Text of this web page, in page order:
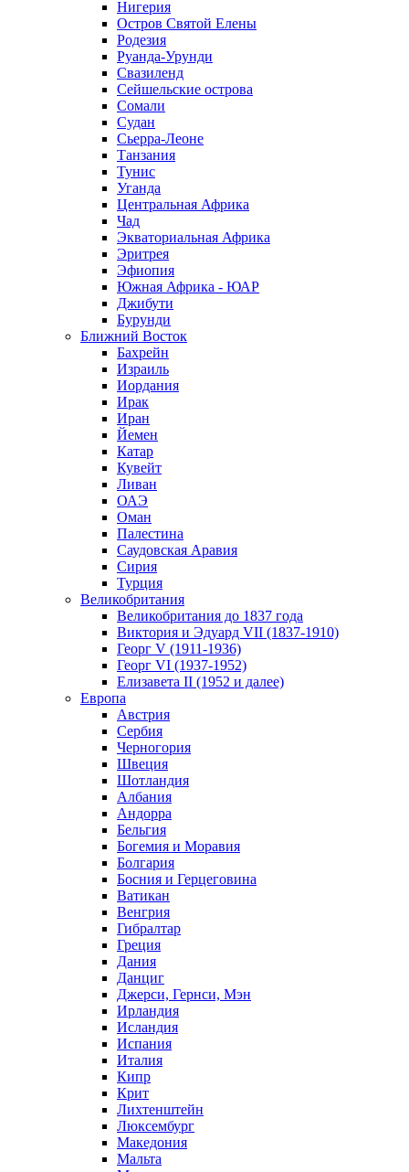
Нигерия
Остров Святой Елены
Родезия
Руанда-Урунди
Свазиленд
Сейшельские острова
Сомали
Судан
Сьерра-Леоне
Танзания
Тунис
Уганда
Центральная Африка
Чад
Экваториальная Африка
Эритрея
Эфиопия
Южная Африка - ЮАР
Джибути
Бурунди
Ближний Восток
Бахрейн
Израиль
Иордания
Ирак
Иран
Йемен
Катар
Кувейт
Ливан
ОАЭ
Оман
Палестина
Саудовская Аравия
Сирия
Турция
Великобритания
Великобритания до 1837 года
Виктория и Эдуард VII (1837-1910)
Георг V (1911-1936)
Георг VI (1937-1952)
Елизавета II (1952 и далее)
Европа
Австрия
Сербия
Черногория
Швеция
Шотландия
Албания
Андорра
Бельгия
Богемия и Моравия
Болгария
Босния и Герцеговина
Ватикан
Венгрия
Гибралтар
Греция
Дания
Данциг
Джерси, Гернси, Мэн
Ирландия
Исландия
Испания
Италия
Кипр
Крит
Лихтенштейн
Люксембург
Македония
Мальта